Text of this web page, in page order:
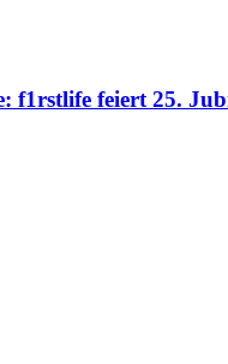
f1rstlife feiert 25.